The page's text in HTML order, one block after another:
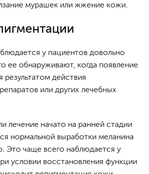
мурашек или жжение кожи.
у пациентов довольно
ее обнаруживают, когда появление
результатом действия
или других лечебных
лечение начато на ранней стадии
нормальной выработки меланина
Это чаще всего наблюдается у
условии восстановления функции